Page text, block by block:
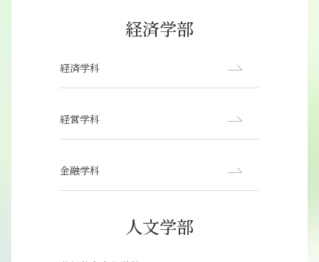
経済学部
経済学科
経営学科
金融学科
人文学部